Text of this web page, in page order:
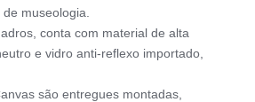
museologia.
conta com material de alta
e vidro anti-reflexo importado,
são entregues montadas,